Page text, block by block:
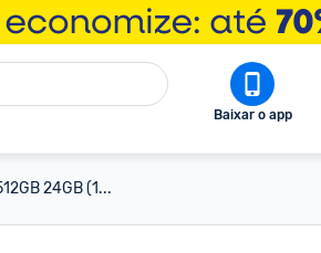
Baixar o app
24GB (1...